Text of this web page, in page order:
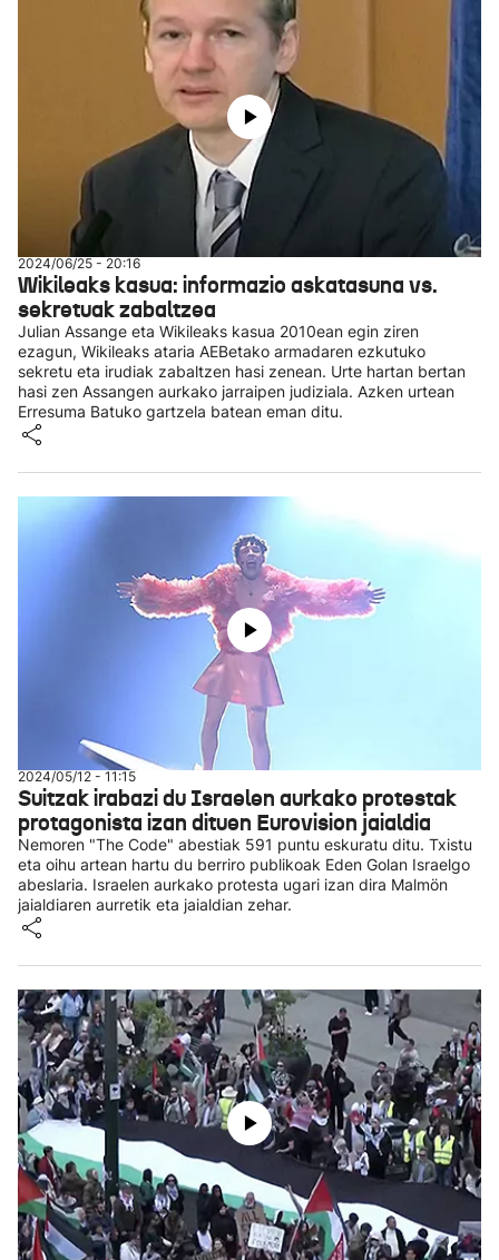
2024/06/25 - 20:16
Wikileaks kasua: informazio askatasuna vs.
sekretuak zabaltzea
Julian Assange eta Wikileaks kasua 2010ean egin ziren
ezagun, Wikileaks ataria AEBetako armadaren ezkutuko
sekretu eta irudiak zabaltzen hasi zenean. Urte hartan bertan
hasi zen Assangen aurkako jarraipen judiziala. Azken urtean
Erresuma Batuko gartzela batean eman ditu.
2024/05/12 - 11:15
Suitzak irabazi du Israelen aurkako protestak
protagonista izan dituen Eurovision jaialdia
Nemoren "The Code" abestiak 591 puntu eskuratu ditu. Txistu
eta oihu artean hartu du berriro publikoak Eden Golan Israelgo
abeslaria. Israelen aurkako protesta ugari izan dira Malmön
jaialdiaren aurretik eta jaialdian zehar.